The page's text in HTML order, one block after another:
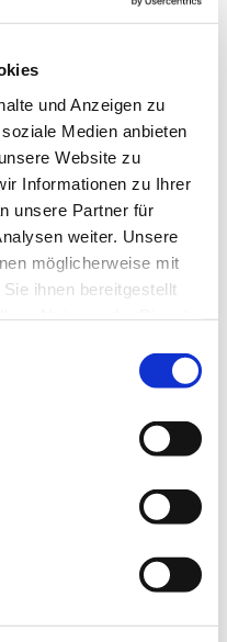
und Anzeigen zu
Medien anbieten
Website zu
Informationen zu Ihrer
unsere Partner für
weiter. Unsere
möglicherweise mit
ihnen bereitgestellt
12:00 Uhr